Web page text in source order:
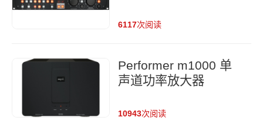
6117次阅读
Performer m1000 单
声道功率放大器
10943次阅读